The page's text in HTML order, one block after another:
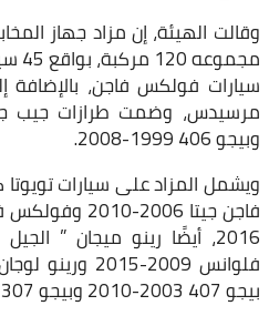
وقالت الهيئة، إن مزاد جهاز
وبيجو 406 1999-2008.
بيجو 407 2003-2010 وبيجو 307 2005-2008.